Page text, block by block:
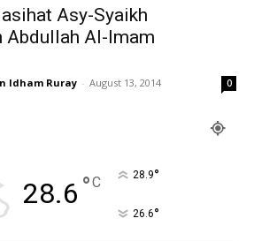
Asy-Syaikh
Abdullah Al-Imam
Idham Ruray - August 13, 2014 0
28.6 °C 28.9°
26.6°